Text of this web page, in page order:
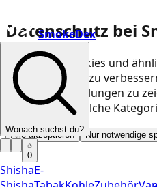
Datenschutz bei
Wir nutzen Cookies und
unsere Website zu
Produktempfehlungen zu
entscheiden, welche
Alle akzeptieren Nur notwendige
SmokeDex
Wonach suchst du?
0
ShishaE-